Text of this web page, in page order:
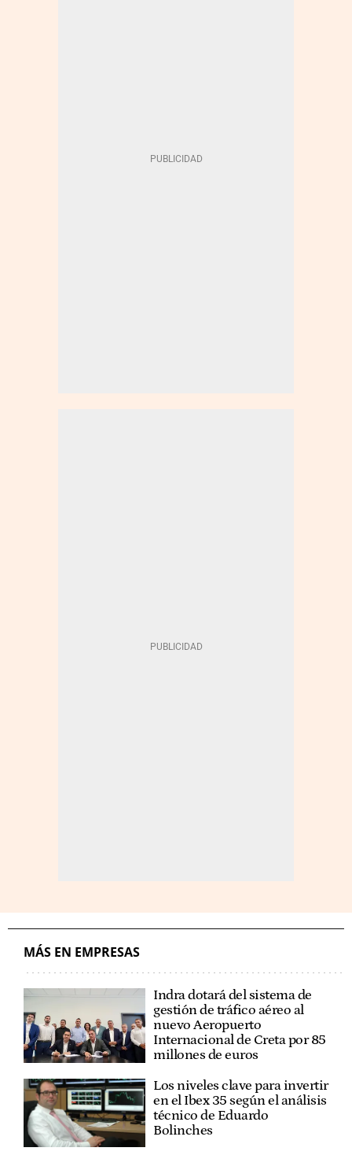
MÁS EN EMPRESAS
Indra dotará del sistema de
gestión de tráfico aéreo al
nuevo Aeropuerto
Internacional de Creta por 85
millones de euros
Los niveles clave para invertir
en el Ibex 35 según el análisis
técnico de Eduardo
Bolinches